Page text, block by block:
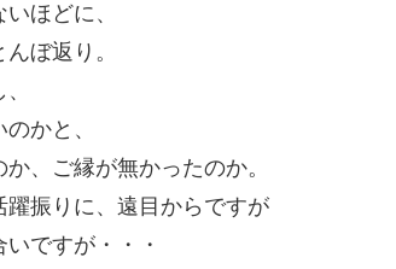
ほどに、
ぼ返り。
かと、
、ご縁が無かったのか。
振りに、遠目からですが
ですが・・・